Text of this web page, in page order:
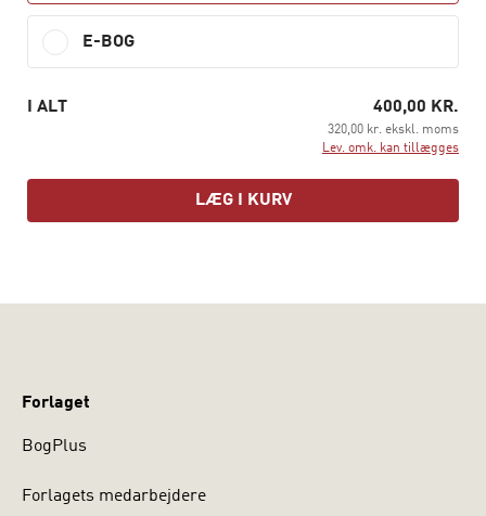
psykodynamisk organisationspsykologi og mentalisering
i teori og praksis, til studerende på uddannelser i bl.a.
organisation og ledelse og til ledere, medarbejdere og
E-BOG
I ALT 400,00 KR.
320,00 kr. ekskl. moms
Lev. omk. kan tillægges
LÆG I KURV
Forlaget
BogPlus
Forlagets medarbejdere